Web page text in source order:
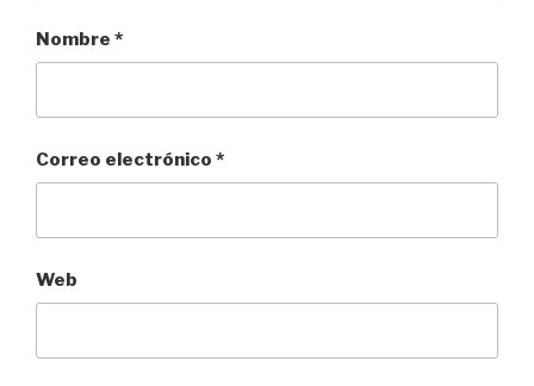
Nombre *
Correo electrónico *
Web